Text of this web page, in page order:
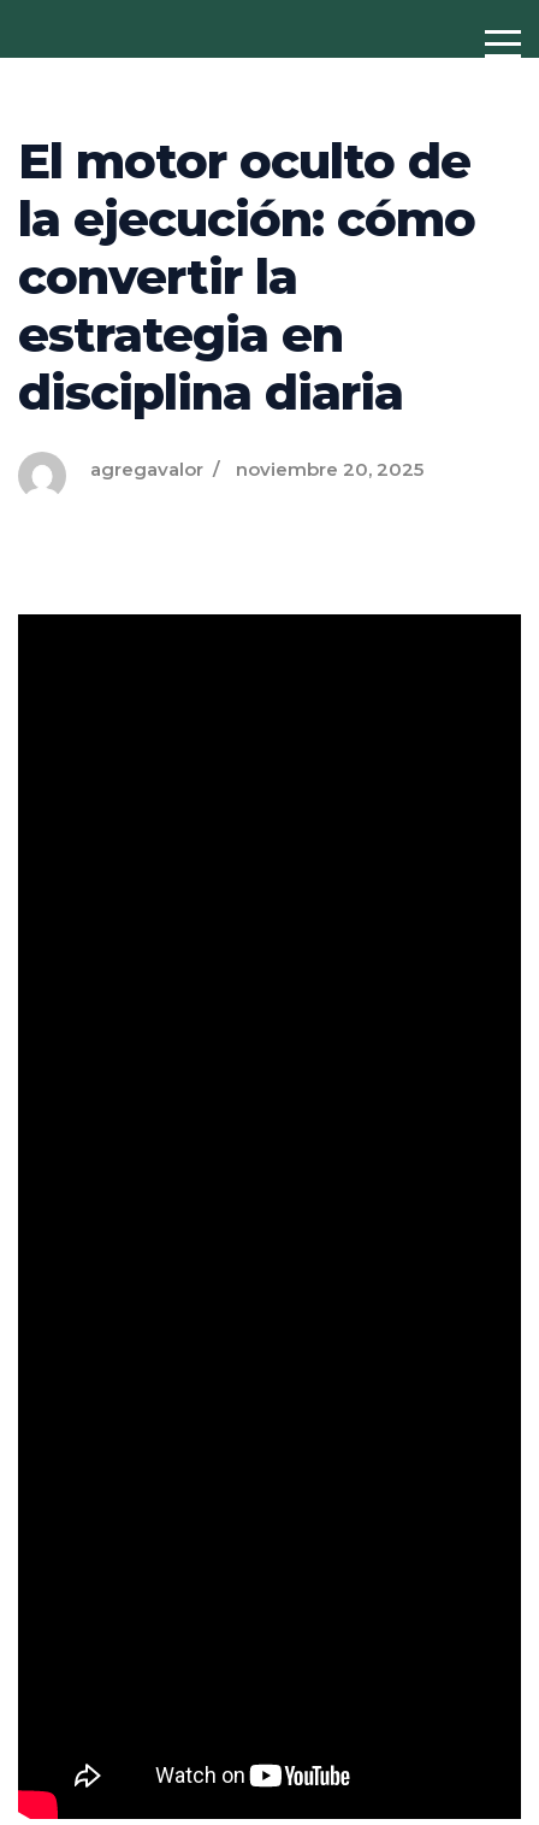
El motor oculto de
la ejecución: cómo
convertir la
estrategia en
disciplina diaria
agregavalor noviembre 20, 2025